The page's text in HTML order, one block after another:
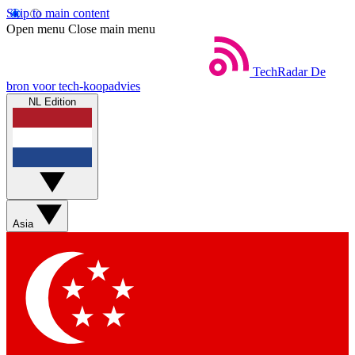
Skip to main content
Open menu Close main menu
TechRadar De
bron voor tech-koopadvies
NL Edition
Asia